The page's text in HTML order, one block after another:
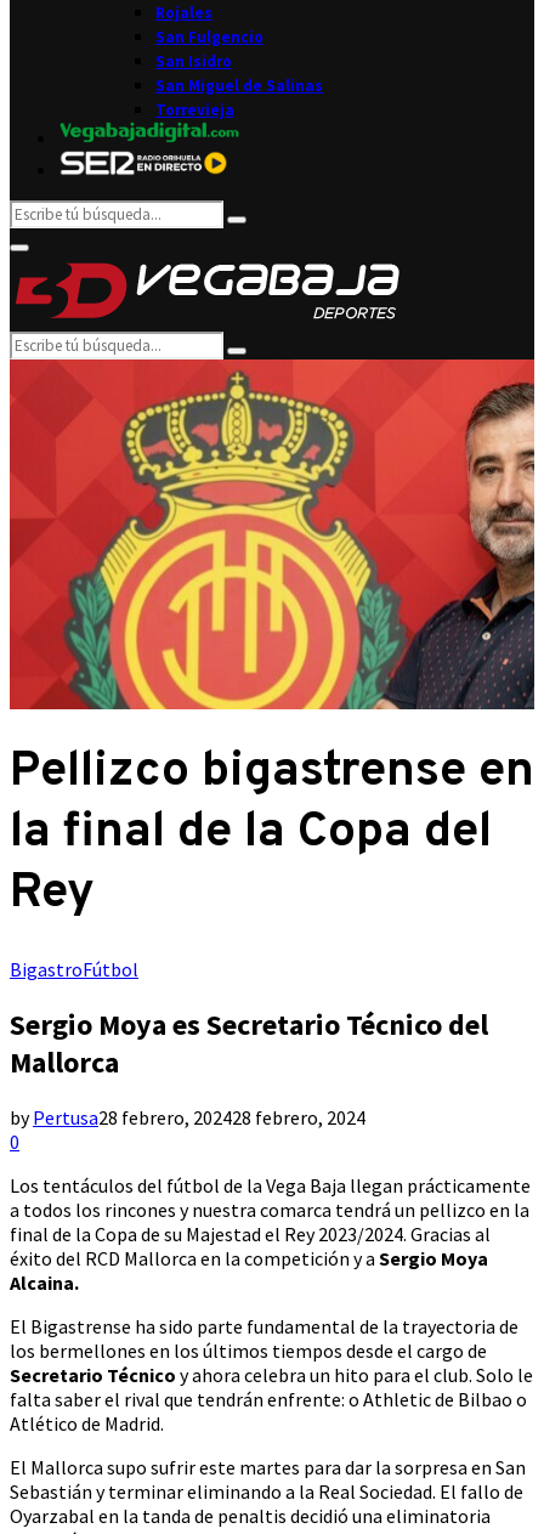
Rojales
San Fulgencio
San Isidro
San Miguel de Salinas
Torrevieja
Search
for:
Search
Primary
Menu
Search
for:
Search
Pellizco bigastrense en
la final de la Copa del
Rey
BigastroFútbol
Sergio Moya es Secretario Técnico del
Mallorca
byPertusa28 febrero, 202428 febrero, 2024
0
Los tentáculos del fútbol de la Vega Baja llegan prácticamente
a todos los rincones y nuestra comarca tendrá un pellizco en la
final de la Copa de su Majestad el Rey 2023/2024. Gracias al
éxito del RCD Mallorca en la competición y a Sergio Moya
Alcaina.
El Bigastrense ha sido parte fundamental de la trayectoria de
los bermellones en los últimos tiempos desde el cargo de
Secretario Técnico y ahora celebra un hito para el club. Solo le
falta saber el rival que tendrán enfrente: o Athletic de Bilbao o
Atlético de Madrid.
El Mallorca supo sufrir este martes para dar la sorpresa en San
Sebastián y terminar eliminando a la Real Sociedad. El fallo de
Oyarzabal en la tanda de penaltis decidió una eliminatoria